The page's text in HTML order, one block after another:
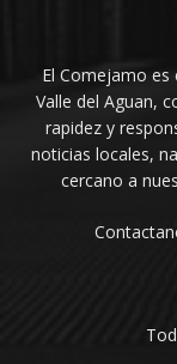
El Comejamo es
Valle del Aguan,
rapidez y
noticias locales,
cercano a